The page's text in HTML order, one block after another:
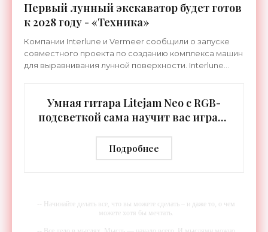
Первый лунный экскаватор будет готов
к 2028 году - «Техника»
Компании Interlune и Vermeer сообщили о запуске
совместного проекта по созданию комплекса машин
для выравнивания лунной поверхности. Interlune
Умная гитара Litejam Neo с RGB-
подсветкой сама научит вас играть
Подробнее
-- Начинайте делать все, что вы можете сделать – и даже то, о чем
можете хотя бы мечтать.